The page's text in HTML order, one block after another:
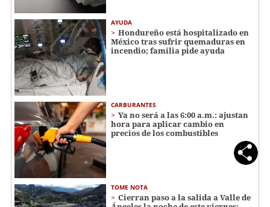
AYUDA
Hondureño está hospitalizado en
México tras sufrir quemaduras en
incendio; familia pide ayuda
CARBURANTES
Ya no será a las 6:00 a.m.: ajustan
hora para aplicar cambio en
precios de los combustibles
TOME NOTA
Cierran paso a la salida a Valle de